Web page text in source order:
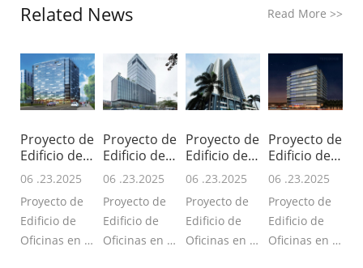
Related News Read More>>
Proyecto de
Edificio de
Oficin
06 .23.2025
Proyecto de
Edificio de
Oficinas en el
Proyecto de
Edificio de
Oficin
06 .23.2025
Proyecto de
Edificio de
Oficinas en el
Proyecto de
Edificio de
Oficin
06 .23.2025
Proyecto de
Edificio de
Oficinas en el
Proyecto de
Edificio de
Oficin
06 .23.2025
Proyecto de
Edificio de
Oficinas en el